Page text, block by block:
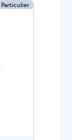
Particulier